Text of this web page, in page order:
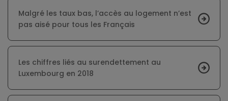
Malgré les taux bas, l’accès au logement n’est
pas aisé pour tous les Français
Les chiffres liés au surendettement au
Luxembourg en 2018